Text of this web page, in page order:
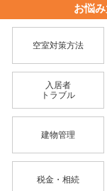
お悩
空室対策方法
入居者
トラブル
建物管理
税金・相続